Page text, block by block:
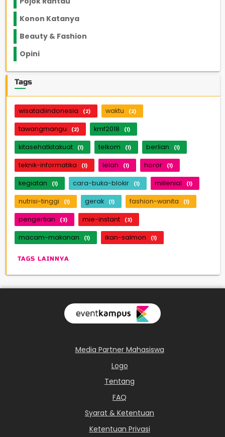
Konon Katanya
Beauty & Fashion
Opini
Tags
wisatadiindonesia (2) waktu (2)
tawangmangu (2) kmf2018 (1)
kitasehatkitakuat (1) telkom (1) berlian (1)
teknik-informatika (1) lelah (1) horor (1)
kegiatan (1) cara-buka-blokir (1) millenial (1)
nutrisi-tinggi (1) gerak (1) fashion-wanita (1)
pengertian (3) mie-instant (3)
macam-makanan (1) ikan-salmon (1)
TAGS LAINNYA
Media Partner Mahasiswa
Logo
Tentang
FAQ
Syarat & Ketentuan
Ketentuan Privasi